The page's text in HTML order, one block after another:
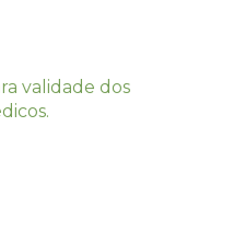
validade dos